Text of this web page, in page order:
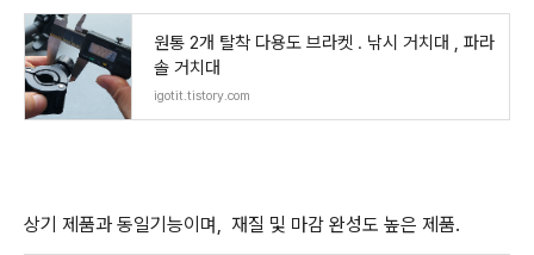
원통 2개 탈착 다용도 브라켓 . 낚시 거치대 , 파라
솔 거치대
igotit.tistory.com
상기 제품과 동일기능이며, 재질 및 마감 완성도 높은 제품.